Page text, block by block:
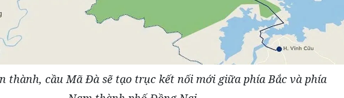
thành, cầu Mã Đà sẽ tạo trục kết nối mới giữa phía Bắc và phía